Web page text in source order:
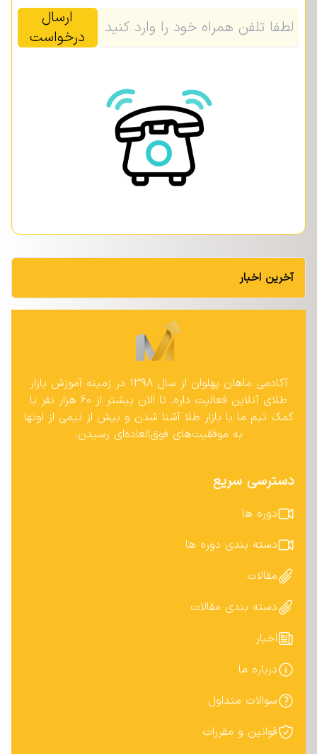
ارسال
درخواست
آخرین اخبار
آکادمی ماهان پهلوان از سال ۱۳۹۸ در زمینه آموزش بازار
طلای آنلاین فعالیت داره. تا الان بیشتر از ۶۰ هزار نفر با
کمک تیم ما با بازار طلا آشنا شدن و بیش از نیمی از اونها
به موفقیت‌های فوق‌العاده‌ای رسیدن.
دسترسی سریع
دوره ها
دسته بندی دوره ها
مقالات
دسته بندی مقالات
اخبار
درباره ما
سوالات متداول
قوانین و مقررات